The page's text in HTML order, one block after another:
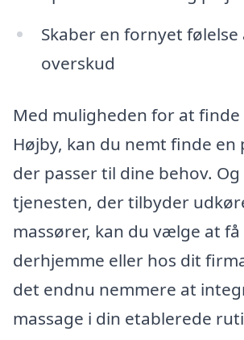
Skaber en fornyet
overskud
Med muligheden for at finde
Højby, kan du nemt finde en
der passer til dine behov. Og
tjenesten, der tilbyder
massører, kan du vælge at få
derhjemme eller hos dit
det endnu nemmere at
massage i din etablerede